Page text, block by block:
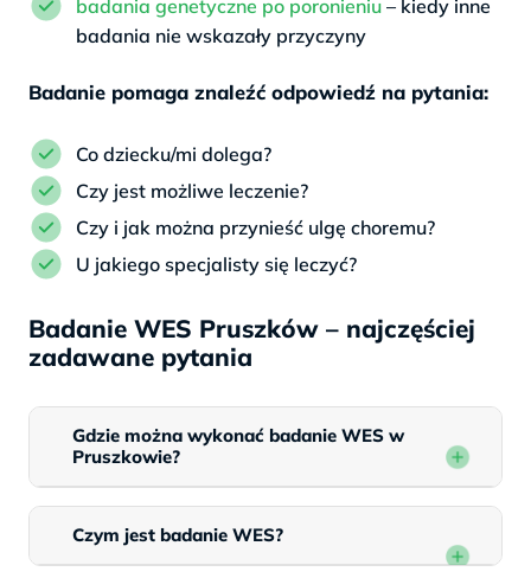
badania genetyczne po poronieniu – kiedy inne
badania nie wskazały przyczyny
Badanie pomaga znaleźć odpowiedź na pytania:
Co dziecku/mi dolega?
Czy jest możliwe leczenie?
Czy i jak można przynieść ulgę choremu?
U jakiego specjalisty się leczyć?
Badanie WES Pruszków – najczęściej
zadawane pytania
Gdzie można wykonać badanie WES w
Pruszkowie?
Czym jest badanie WES?